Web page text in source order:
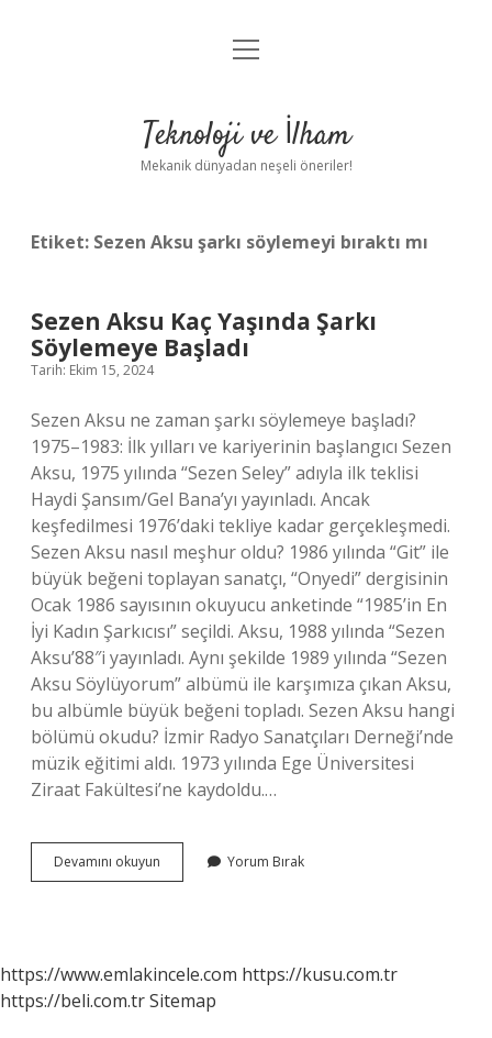
Anasayfa
Yasal Uyarı
menüyü
Teknoloji ve İlham
Mekanik dünyadan neşeli öneriler!
Etiket: Sezen Aksu şarkı söylemeyi bıraktı mı
Sezen Aksu Kaç Yaşında Şarkı
Söylemeye Başladı
Tarih: Ekim 15, 2024
Sezen Aksu ne zaman şarkı söylemeye başladı?
1975–1983: İlk yılları ve kariyerinin başlangıcı Sezen
Aksu, 1975 yılında “Sezen Seley” adıyla ilk teklisi
Haydi Şansım/Gel Bana’yı yayınladı. Ancak
keşfedilmesi 1976’daki tekliye kadar gerçekleşmedi.
Sezen Aksu nasıl meşhur oldu? 1986 yılında “Git” ile
büyük beğeni toplayan sanatçı, “Onyedi” dergisinin
Ocak 1986 sayısının okuyucu anketinde “1985’in En
İyi Kadın Şarkıcısı” seçildi. Aksu, 1988 yılında “Sezen
Aksu’88″i yayınladı. Aynı şekilde 1989 yılında “Sezen
Aksu Söylüyorum” albümü ile karşımıza çıkan Aksu,
bu albümle büyük beğeni topladı. Sezen Aksu hangi
bölümü okudu? İzmir Radyo Sanatçıları Derneği’nde
müzik eğitimi aldı. 1973 yılında Ege Üniversitesi
Ziraat Fakültesi’ne kaydoldu.…
Devamını okuyun
Aksu
Başladı
Yorum Bırak
https://www.emlakincele.com https://kusu.com.tr
https://beli.com.trSitemap